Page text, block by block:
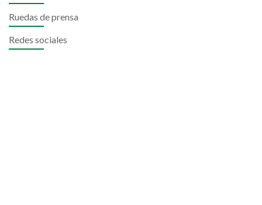
Ruedas de prensa
Redes sociales